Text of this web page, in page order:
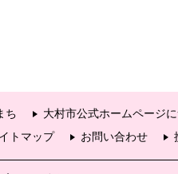
ち 大村市公式ホームページ
トマップ お問い合わせ